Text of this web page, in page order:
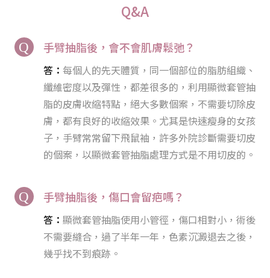
Q&A
手臂抽脂後，會不會肌膚鬆弛？
答： 每個人的先天體質，同一個部位的脂肪組織、
纖維密度以及彈性，都差很多的，利用顯微套管抽
脂的皮膚收縮特點，絕大多數個案，不需要切除皮
膚，都有良好的收縮效果。尤其是快速瘦身的女孩
子，手臂常常留下飛鼠袖，許多外院診斷需要切皮
的個案，以顯微套管抽脂處理方式是不用切皮的。
手臂抽脂後，傷口會留疤嗎？
答： 顯微套管抽脂使用小管徑，傷口相對小，術後
不需要縫合，過了半年一年，色素沉澱退去之後，
幾乎找不到痕跡。